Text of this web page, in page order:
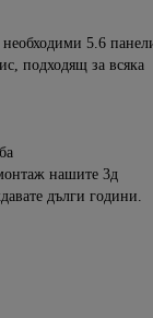
5.6
подходящ за всяка
нашите 3д
дълги години.